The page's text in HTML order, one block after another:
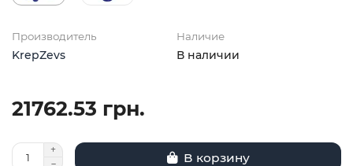
Производитель
KrepZevs
Наличие
В наличии
21762.53 грн.
В корзину